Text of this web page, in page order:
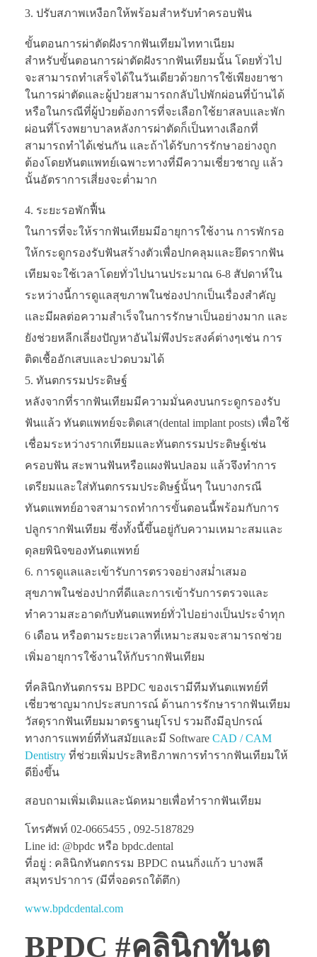
ปรับสภาพเหงือกให้พร้อมสำหรับทำครอบฟัน
ขั้นตอนการผ่าตัดฝังรากฟันเทียมไททาเนียม
สำหรับขั้นตอนการผ่าตัดฝังรากฟันเทียมนั้น โดยทั่วไป
จะสามารถทำเสร็จได้ในวันเดียวด้วยการใช้เพียงยาชา
ในการผ่าตัดและผู้ป่วยสามารถกลับไปพักผ่อนที่บ้านได้
หรือในกรณีที่ผู้ป่วยต้องการที่จะเลือกใช้ยาสลบและพัก
ผ่อนที่โรงพยาบาลหลังการผ่าตัดก็เป็นทางเลือกที่
สามารถทำได้เช่นกัน และถ้าได้รับการรักษาอย่างถูก
ต้องโดยทันตแพทย์เฉพาะทางที่มีความเชี่ยวชาญ แล้ว
นั้นอัตราการเสี่ยงจะต่ำมาก
ระยะรอพักฟื้น
ในการที่จะให้รากฟันเทียมมีอายุการใช้งาน การพักรอ
ให้กระดูกรองรับฟันสร้างตัวเพื่อปกคลุมและยึดรากฟัน
เทียมจะใช้เวลาโดยทั่วไปนานประมาณ 6-8 สัปดาห์ใน
ระหว่างนี้การดูแลสุขภาพในช่องปากเป็นเรื่องสำคัญ
และมีผลต่อความสำเร็จในการรักษาเป็นอย่างมาก และ
ยังช่วยหลีกเลี่ยงปัญหาอันไม่พึงประสงค์ต่างๆเช่น การ
ติดเชื้ออักเสบและปวดบวมได้
ทันตกรรมประดิษฐ์
หลังจากที่รากฟันเทียมมีความมั่นคงบนกระดูกรองรับ
ฟันแล้ว ทันตแพทย์จะติดเสา(dental implant posts) เพื่อใช้
เชื่อมระหว่างรากเทียมและทันตกรรมประดิษฐ์เช่น
ครอบฟัน สะพานฟันหรือแผงฟันปลอม แล้วจึงทำการ
เตรียมและใส่ทันตกรรมประดิษฐ์นั้นๆ ในบางกรณี
ทันตแพทย์อาจสามารถทำการขั้นตอนนี้พร้อมกับการ
ปลูกรากฟันเทียม ซึ่งทั้งนี้ขึ้นอยู่กับความเหมาะสมและ
ดุลยพินิจของทันตแพทย์
การดูแลและเข้ารับการตรวจอย่างสม่ำเสมอ
สุขภาพในช่องปากที่ดีและการเข้ารับการตรวจและ
ทำความสะอาดกับทันตแพทย์ทั่วไปอย่างเป็นประจำทุก
6 เดือน หรือตามระยะเวลาที่เหมาะสมจะสามารถช่วย
เพิ่มอายุการใช้งานให้กับรากฟันเทียม
ที่คลินิกทันตกรรม BPDC ของเรามีทีมทันตแพทย์ที่
เชี่ยวชาญมากประสบการณ์ ด้านการรักษารากฟันเทียม
วัสดุรากฟันเทียมมาตรฐานยุโรป รวมถึงมีอุปกรณ์
ทางการแพทย์ที่ทันสมัยและมี Software CAD / CAM
Dentistry ที่ช่วยเพิ่มประสิทธิภาพการทำรากฟันเทียมให้
ดียิ่งขึ้น
สอบถามเพิ่มเติมและนัดหมายเพื่อทำรากฟันเทียม
โทรศัพท์ 02-0665455 , 092-5187829
Line id: @bpdc หรือ bpdc.dental
ที่อยู่ : คลินิกทันตกรรม BPDC ถนนกิ่งแก้ว บางพลี
สมุทรปราการ (มีที่จอดรถใต้ตึก)
www.bpdcdental.com
BPDC #คลินิกทันต